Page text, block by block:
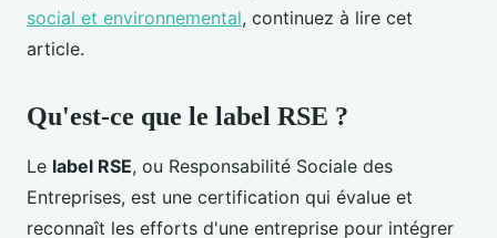
social et environnemental, continuez à lire cet
article.
Qu'est-ce que le label RSE ?
Le label RSE, ou Responsabilité Sociale des
Entreprises, est une certification qui évalue et
reconnaît les efforts d'une entreprise pour intégrer